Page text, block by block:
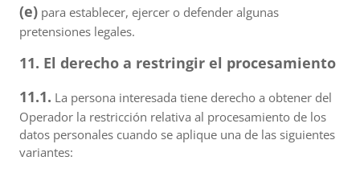
(e) para establecer, ejercer o defender algunas
pretensiones legales.
11. El derecho a restringir el procesamiento
11.1. La persona interesada tiene derecho a obtener del
Operador la restricción relativa al procesamiento de los
datos personales cuando se aplique una de las siguientes
variantes: